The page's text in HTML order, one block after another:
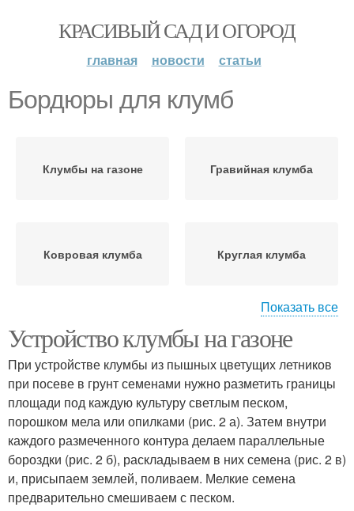
КРАСИВЫЙ САД И ОГОРОД
главная новости статьи
Бордюры для клумб
Клумбы на газоне Гравийная клумба
Ковровая клумба Круглая клумба
Самодельные бордюры Оригинальная клумба
Массивные клумбы Простые клумбы
Клумбы из
Бордюр из
Показать все
Устройство клумбы на газоне
При устройстве клумбы из пышных цветущих летников
при посеве в грунт семенами нужно разметить границы
площади под каждую культуру светлым песком,
порошком мела или опилками (рис. 2 а). Затем внутри
каждого размеченного контура делаем параллельные
бороздки (рис. 2 б), раскладываем в них семена (рис. 2 в)
и, присыпаем землей, поливаем. Мелкие семена
предварительно смешиваем с песком.